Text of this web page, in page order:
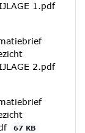
1.pdf
2.pdf
67 KB